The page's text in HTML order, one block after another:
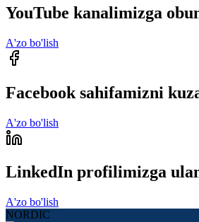
YouTube kanalimizga
A'zo bo'lish
Facebook sahifamizni
A'zo bo'lish
LinkedIn profilimizga
A'zo bo'lish
NORDIC